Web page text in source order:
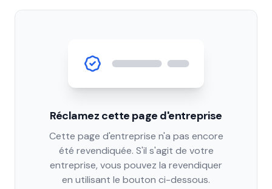
Réclamez cette page d'entreprise
Cette page d'entreprise n'a pas encore
été revendiquée. S'il s'agit de votre
entreprise, vous pouvez la revendiquer
en utilisant le bouton ci-dessous.